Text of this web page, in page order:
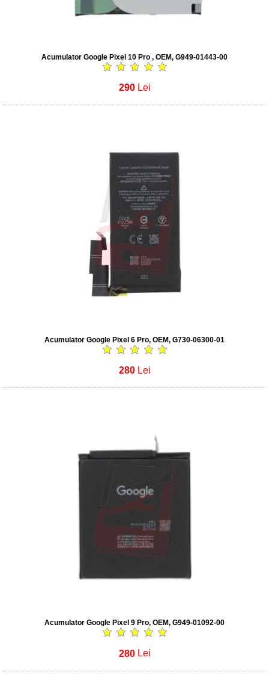
Acumulator Google Pixel 10 Pro , OEM, G949-01443-00
290 Lei
Acumulator Google Pixel 6 Pro, OEM, G730-06300-01
280 Lei
Acumulator Google Pixel 9 Pro, OEM, G949-01092-00
280 Lei